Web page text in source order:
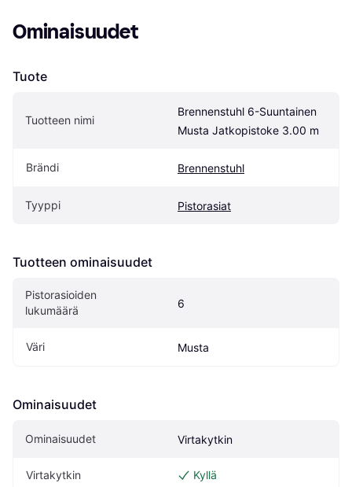
Ominaisuudet
Tuote
Tuotteen nimi
Brennenstuhl 6-Suuntainen
Musta Jatkopistoke 3.00 m
Brändi Brennenstuhl
Tyyppi Pistorasiat
Tuotteen ominaisuudet
Pistorasioiden
lukumäärä
6
Väri Musta
Ominaisuudet
Ominaisuudet Virtakytkin
Virtakytkin Kyllä